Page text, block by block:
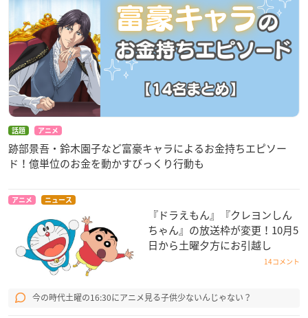
話題 アニメ
跡部景吾・鈴木園子など富豪キャラによるお金持ちエピソー
ド！億単位のお金を動かすびっくり行動も
アニメ ニュース
『ドラえもん』『クレヨンしん
ちゃん』の放送枠が変更！10月5
日から土曜夕方にお引越し
14コメント
今の時代土曜の16:30にアニメ見る子供少ないんじゃない？